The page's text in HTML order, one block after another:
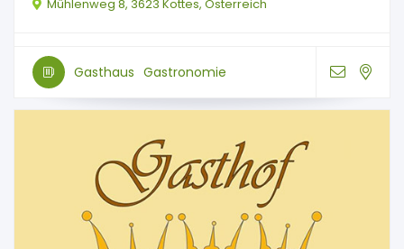
Mühlenweg 8, 3623 Kottes, Österreich
Gasthaus Gastronomie